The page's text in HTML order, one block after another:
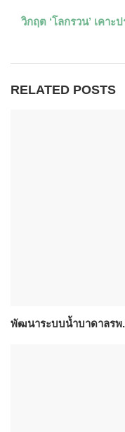
วิกฤต ‘โลกรวน’ เคา
RELATED POSTS
พัฒนาระบบน้ำบาดาลรพ